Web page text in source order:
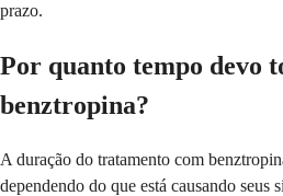
prazo.
Por quanto tempo devo
benztropina?
A duração do tratamento com
dependendo do que está causando seus